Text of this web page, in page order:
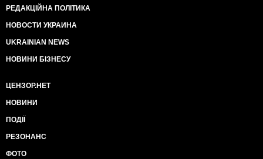
РЕДАКЦІЙНА ПОЛІТИКА
НОВОСТИ УКРАИНА
UKRAINIAN NEWS
НОВИНИ БІЗНЕСУ
ЦЕНЗОР.НЕТ
НОВИНИ
ПОДІЇ
РЕЗОНАНС
ФОТО